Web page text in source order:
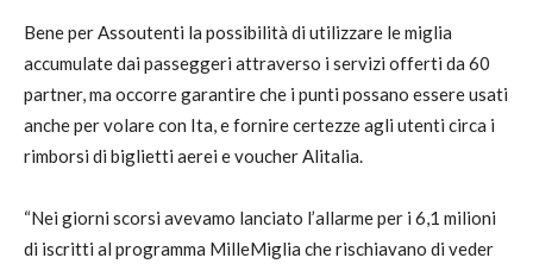
Bene per Assoutenti la possibilità di utilizzare le miglia
accumulate dai passeggeri attraverso i servizi offerti da 60
partner, ma occorre garantire che i punti possano essere usati
anche per volare con Ita, e fornire certezze agli utenti circa i
rimborsi di biglietti aerei e voucher Alitalia.
“Nei giorni scorsi avevamo lanciato l’allarme per i 6,1 milioni
di iscritti al programma MilleMiglia che rischiavano di veder